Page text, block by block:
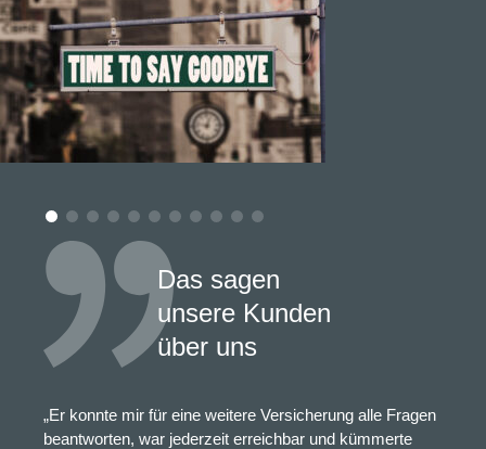
Das sagen
unsere Kunden
über uns
„Er konnte mir für eine weitere Versicherung alle Fragen
beantworten, war jederzeit erreichbar und kümmerte